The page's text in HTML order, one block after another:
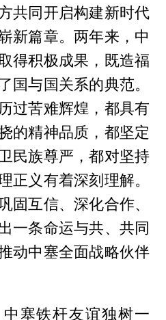
共同开启构建新时代
新篇章。两年来，中
得积极成果，既造福
国与国关系的典范。
过苦难辉煌，都具有
的精神品质，都坚定
民族尊严，都对坚持
正义有着深刻理解。
固互信、深化合作、
一条命运与共、共同
动中塞全面战略伙伴
塞铁杆友谊独树一